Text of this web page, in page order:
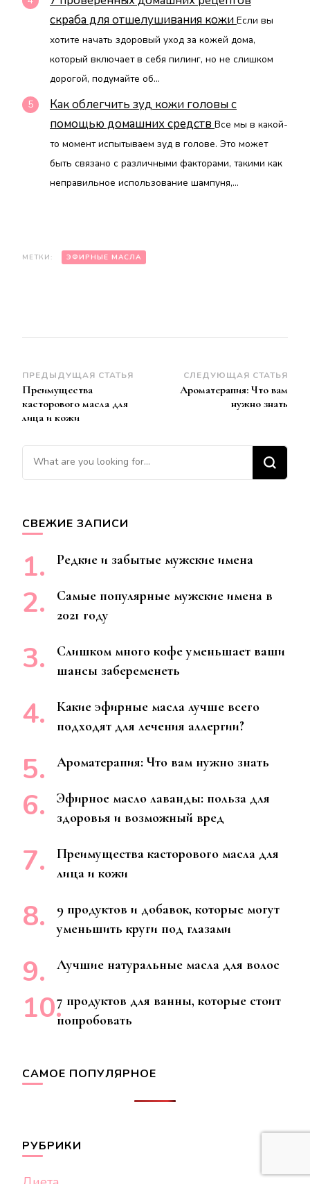
скраба для отшелушивания кожи Если вы
хотите начать здоровый уход за кожей дома,
который включает в себя пилинг, но не слишком
дорогой, подумайте об...
Как облегчить зуд кожи головы с
помощью домашних средств Все мы в какой-
то момент испытываем зуд в голове. Это может
быть связано с различными факторами, такими как
неправильное использование шампуня,...
МЕТКИ: ЭФИРНЫЕ МАСЛА
Навигация
по
записям
ПРЕДЫДУЩАЯ СТАТЬЯ
Преимущества
касторового масла для
лица и кожи
СЛЕДУЮЩАЯ СТАТЬЯ
Ароматерапия: Что вам
нужно знать
Ищите
что-
СВЕЖИЕ ЗАПИСИ
Редкие и забытые мужские имена
Самые популярные мужские имена в
2021 году
Слишком много кофе уменьшает ваши
шансы забеременеть
Какие эфирные масла лучше всего
подходят для лечения аллергии?
Ароматерапия: Что вам нужно знать
Эфирное масло лаванды: польза для
здоровья и возможный вред
Преимущества касторового масла для
лица и кожи
9 продуктов и добавок, которые могут
уменьшить круги под глазами
Лучшие натуральные масла для волос
7 продуктов для ванны, которые стоит
попробовать
САМОЕ ПОПУЛЯРНОЕ
РУБРИКИ